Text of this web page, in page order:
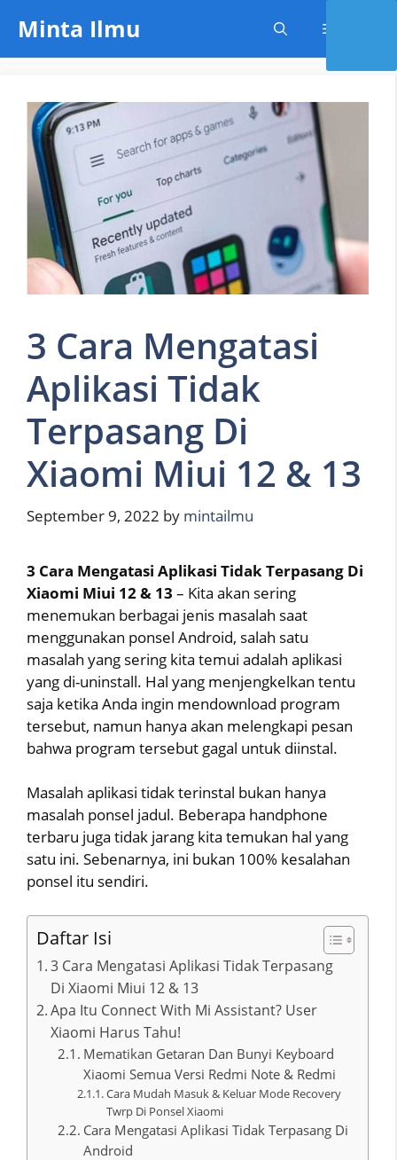
content
Minta Ilmu
3 Cara Mengatasi
Aplikasi Tidak
Terpasang Di
Xiaomi Miui 12 & 13
September 9, 2022 by mintailmu
3 Cara Mengatasi Aplikasi Tidak Terpasang Di
Xiaomi Miui 12 & 13 – Kita akan sering
menemukan berbagai jenis masalah saat
menggunakan ponsel Android, salah satu
masalah yang sering kita temui adalah aplikasi
yang di-uninstall. Hal yang menjengkelkan tentu
saja ketika Anda ingin mendownload program
tersebut, namun hanya akan melengkapi pesan
bahwa program tersebut gagal untuk diinstal.
Masalah aplikasi tidak terinstal bukan hanya
masalah ponsel jadul. Beberapa handphone
terbaru juga tidak jarang kita temukan hal yang
satu ini. Sebenarnya, ini bukan 100% kesalahan
ponsel itu sendiri.
Daftar Isi
3 Cara Mengatasi Aplikasi Tidak Terpasang
Di Xiaomi Miui 12 & 13
Apa Itu Connect With Mi Assistant? User
Xiaomi Harus Tahu!
Mematikan Getaran Dan Bunyi Keyboard
Xiaomi Semua Versi Redmi Note & Redmi
Cara Mudah Masuk & Keluar Mode Recovery
Twrp Di Ponsel Xiaomi
Cara Mengatasi Aplikasi Tidak Terpasang Di
Android